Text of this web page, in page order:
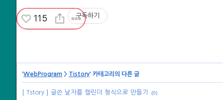
115 구독하기
'WebProgram > Tistory' 카테고리의 다른 글
[ Tstory ] 글쓴 날자를 캘린더 형식으로 만들기 (0)